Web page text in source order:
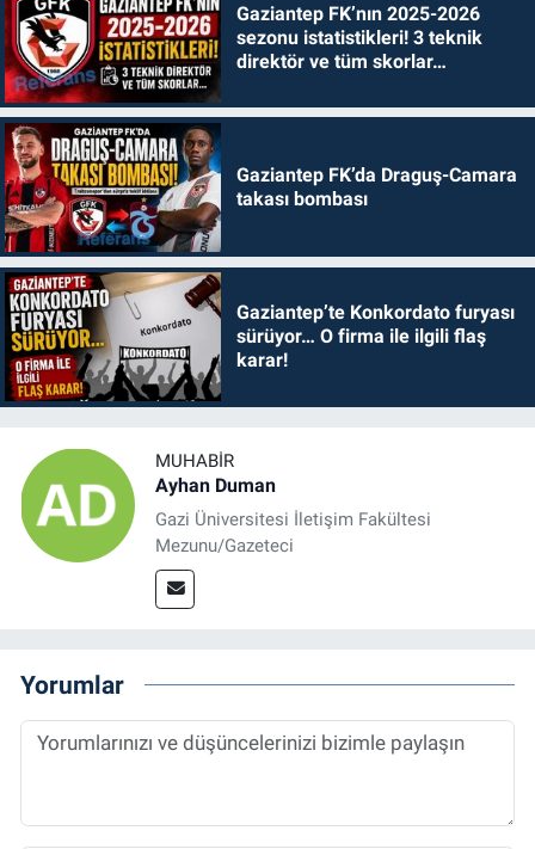
Gaziantep FK’nın 2025-2026
sezonu istatistikleri! 3 teknik
direktör ve tüm skorlar…
Gaziantep FK’da Draguş-Camara
takası bombası
Gaziantep’te Konkordato furyası
sürüyor… O firma ile ilgili flaş
karar!
MUHABIR
Ayhan Duman
Gazi Üniversitesi İletişim Fakültesi
Mezunu/Gazeteci
Yorumlar